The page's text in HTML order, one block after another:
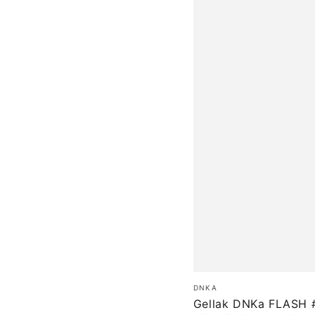
Gellak
DNKa
Merk:
DNKA
Gellak DNKa FLASH